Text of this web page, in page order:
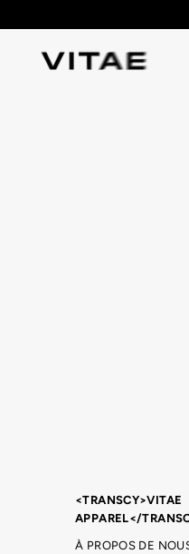
au
contenu
<TRANSCY>VITAE
APPAREL</
À PROPOS DE